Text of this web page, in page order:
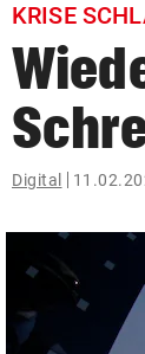
bookmark
search
Suchbegriff
eingeben
© Krone
Muthgasse 2,
KRISE
Digital